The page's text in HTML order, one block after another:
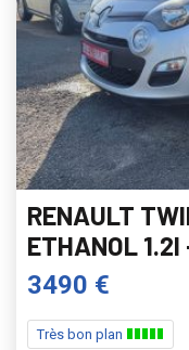
RENAULT
ETHANOL
3490 €
Très bon plan